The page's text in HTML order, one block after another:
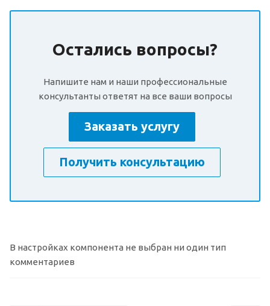
Остались вопросы?
Напишите нам и наши профессиональные
консультанты ответят на все ваши вопросы
Заказать услугу
Получить консультацию
В настройках компонента не выбран ни один тип
комментариев